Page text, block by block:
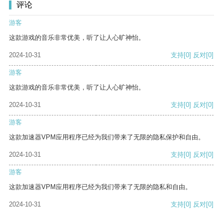
评论
游客
这款游戏的音乐非常优美，听了让人心旷神怡。
2024-10-31 支持[0] 反对[0]
游客
这款游戏的音乐非常优美，听了让人心旷神怡。
2024-10-31 支持[0] 反对[0]
游客
这款加速器VPM应用程序已经为我们带来了无限的隐私保护和自由。
2024-10-31 支持[0] 反对[0]
游客
这款加速器VPM应用程序已经为我们带来了无限的隐私和自由。
2024-10-31 支持[0] 反对[0]